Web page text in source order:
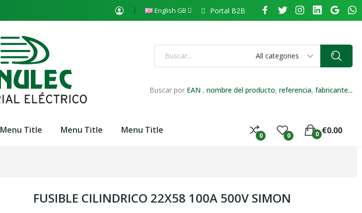
English GB Portal B2B
All categories
Buscar por EAN ,nombre del producto,referencia,fabricante...
Menu Title Menu Title Menu Title
0 0 €0.00
0
FUSIBLE CILINDRICO 22X58 100A 500V SIMON